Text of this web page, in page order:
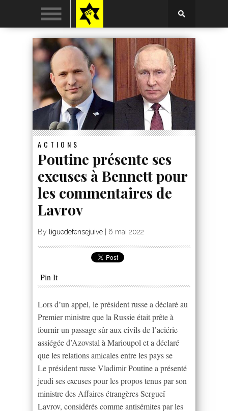
ACTIONS
Poutine présente ses
excuses à Bennett pour
les commentaires de
Lavrov
By liguedefensejuive 6 mai 2022
Pin It
Lors d’un appel, le président russe a déclaré au
Premier ministre que la Russie était prête à
fournir un passage sûr aux civils de l’aciérie
assiégée d’Azovstal à Marioupol et a déclaré
que les relations amicales entre les pays se
Le président russe Vladimir Poutine a présenté
jeudi ses excuses pour les propos tenus par son
ministre des Affaires étrangères Sergueï
Lavrov, considérés comme antisémites par les